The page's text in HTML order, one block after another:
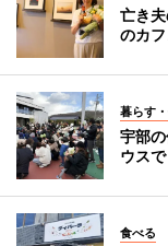
亡き
のカ
暮らす
宇部
ウス
食べる